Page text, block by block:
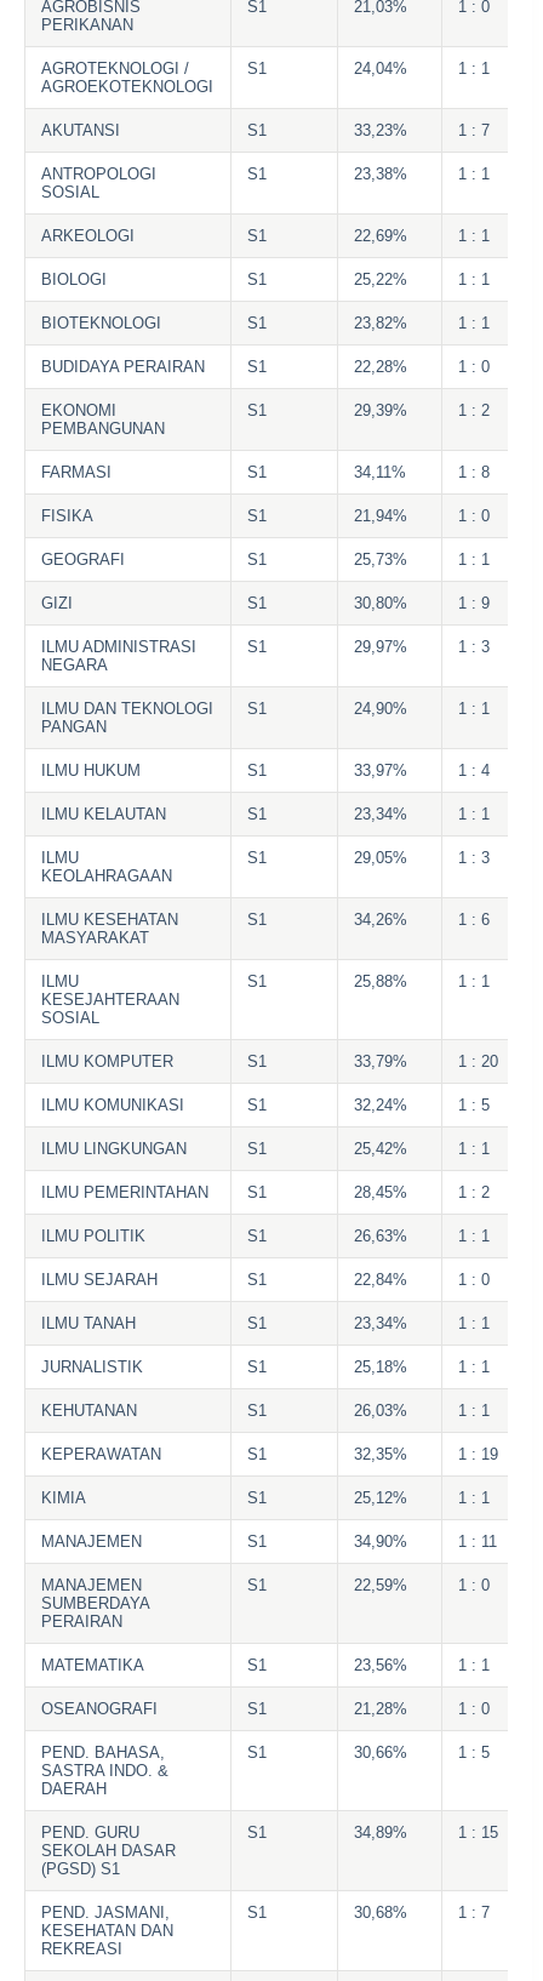
AGROBISNIS
PERIKANAN
S1 21,03% 1 : 0
AGROTEKNOLOGI /
AGROEKOTEKNOLOGI
S1 24,04% 1 : 1
AKUTANSI S1 33,23% 1 : 7
ANTROPOLOGI
SOSIAL
S1 23,38% 1 : 1
ARKEOLOGI S1 22,69% 1 : 1
BIOLOGI S1 25,22% 1 : 1
BIOTEKNOLOGI S1 23,82% 1 : 1
BUDIDAYA PERAIRAN S1 22,28% 1 : 0
EKONOMI
PEMBANGUNAN
S1 29,39% 1 : 2
FARMASI S1 34,11% 1 : 8
FISIKA S1 21,94% 1 : 0
GEOGRAFI S1 25,73% 1 : 1
GIZI S1 30,80% 1 : 9
ILMU ADMINISTRASI
NEGARA
S1 29,97% 1 : 3
ILMU DAN TEKNOLOGI
PANGAN
S1 24,90% 1 : 1
ILMU HUKUM S1 33,97% 1 : 4
ILMU KELAUTAN S1 23,34% 1 : 1
ILMU
KEOLAHRAGAAN
S1 29,05% 1 : 3
ILMU KESEHATAN
MASYARAKAT
S1 34,26% 1 : 6
ILMU
KESEJAHTERAAN
SOSIAL
S1 25,88% 1 : 1
ILMU KOMPUTER S1 33,79% 1 : 20
ILMU KOMUNIKASI S1 32,24% 1 : 5
ILMU LINGKUNGAN S1 25,42% 1 : 1
ILMU PEMERINTAHAN S1 28,45% 1 : 2
ILMU POLITIK S1 26,63% 1 : 1
ILMU SEJARAH S1 22,84% 1 : 0
ILMU TANAH S1 23,34% 1 : 1
JURNALISTIK S1 25,18% 1 : 1
KEHUTANAN S1 26,03% 1 : 1
KEPERAWATAN S1 32,35% 1 : 19
KIMIA S1 25,12% 1 : 1
MANAJEMEN S1 34,90% 1 : 11
MANAJEMEN
SUMBERDAYA
PERAIRAN
S1 22,59% 1 : 0
MATEMATIKA S1 23,56% 1 : 1
OSEANOGRAFI S1 21,28% 1 : 0
PEND. BAHASA,
SASTRA INDO. &
DAERAH
S1 30,66% 1 : 5
PEND. GURU
SEKOLAH DASAR
(PGSD) S1
S1 34,89% 1 : 15
PEND. JASMANI,
KESEHATAN DAN
REKREASI
S1 30,68% 1 : 7